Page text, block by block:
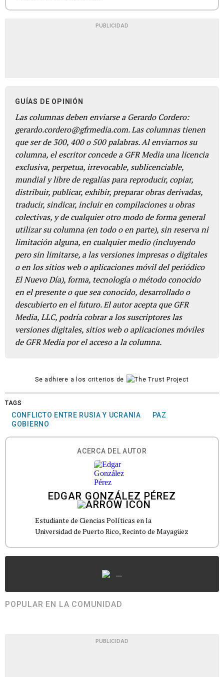
PUBLICIDAD
GUÍAS DE OPINIÓN
Las columnas deben enviarse a Gerardo Cordero:
gerardo.cordero@gfrmedia.com. Las columnas tienen
que ser de 300, 400 o 500 palabras. Al enviarnos su
columna, el escritor concede a GFR Media una licencia
exclusiva, perpetua, irrevocable, sublicenciable,
mundial y libre de regalías para reproducir, copiar,
distribuir, publicar, exhibir, preparar obras derivadas,
traducir, sindicar, incluir en compilaciones u obras
colectivas, y de cualquier otro modo de forma general
utilizar su columna (en todo o en parte), sin reserva ni
limitación alguna, en cualquier medio (incluyendo
pero sin limitarse, a las versiones impresas o digitales
o en los sitios web o aplicaciones móvil del periódico
El Nuevo Día), forma, tecnología o método conocido
en el presente o que sea conocido, desarrollado o
descubierto en el futuro. El autor acepta que GFR
Media, LLC, podría cobrar a los suscriptores las
versiones digitales, sitios web o aplicaciones móviles
de GFR Media por el acceso a la columna.
Se adhiere a los criterios de
TAGS
CONFLICTO ENTRE RUSIA Y UCRANIA
PAZ
GOBIERNO
ACERCA DEL AUTOR
EDGAR GONZÁLEZ PÉREZ
Estudiante de Ciencias Políticas en la
Universidad de Puerto Rico, Recinto de Mayagüez
...
POPULAR EN LA COMUNIDAD
PUBLICIDAD